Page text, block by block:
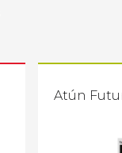
Atún